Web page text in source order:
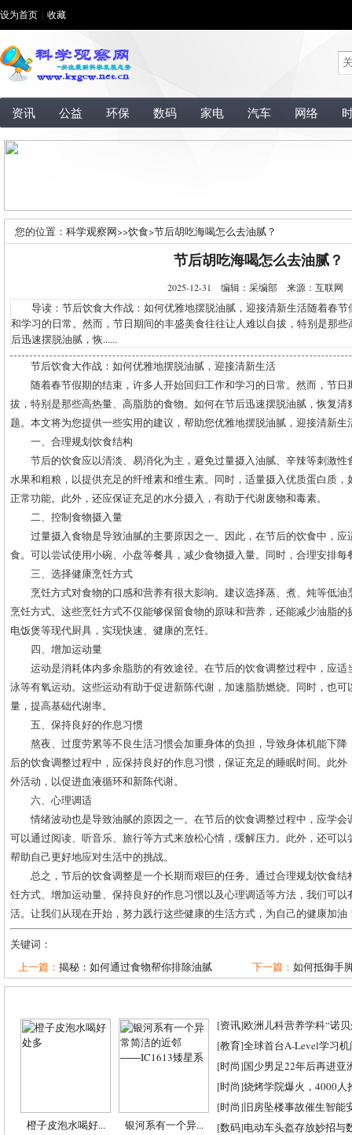
设为首页 收藏
资讯 公益 环保 数码 家电 汽车 网络
您的位置： 科学观察网>>饮食>节后胡吃海喝怎么去油腻？
节后胡吃海喝怎么去油腻？
2025-12-31 编辑：采编部 来源：互联网
导读：节后饮食大作战：如何优雅地摆脱油腻，迎接清新生活随着春节
和学习的日常。然而，节日期间的丰盛美食往往让人难以自拔，特别是那
后迅速摆脱油腻，恢......
节后饮食大作战：如何优雅地摆脱油腻，迎接清新生活
随着春节假期的结束，许多人开始回归工作和学习的日常。然而，节
拔，特别是那些高热量、高脂肪的食物。如何在节后迅速摆脱油腻，恢复
题。本文将为您提供一些实用的建议，帮助您优雅地摆脱油腻，迎接清新生
一、合理规划饮食结构
节后的饮食应以清淡、易消化为主，避免过量摄入油腻、辛辣等刺激
水果和粗粮，以提供充足的纤维素和维生素。同时，适量摄入优质蛋白质
正常功能。此外，还应保证充足的水分摄入，有助于代谢废物和毒素。
二、控制食物摄入量
过量摄入食物是导致油腻的主要原因之一。因此，在节后的饮食中，
食。可以尝试使用小碗、小盘等餐具，减少食物摄入量。同时，合理安排
三、选择健康烹饪方式
烹饪方式对食物的口感和营养有很大影响。建议选择蒸、煮、炖等低
烹饪方式。这些烹饪方式不仅能够保留食物的原味和营养，还能减少油脂
电饭煲等现代厨具，实现快速、健康的烹饪。
四、增加运动量
运动是消耗体内多余脂肪的有效途径。在节后的饮食调整过程中，应
泳等有氧运动。这些运动有助于促进新陈代谢，加速脂肪燃烧。同时，也
量，提高基础代谢率。
五、保持良好的作息习惯
熬夜、过度劳累等不良生活习惯会加重身体的负担，导致身体机能下
后的饮食调整过程中，应保持良好的作息习惯，保证充足的睡眠时间。此
外活动，以促进血液循环和新陈代谢。
六、心理调适
情绪波动也是导致油腻的原因之一。在节后的饮食调整过程中，应学
可以通过阅读、听音乐、旅行等方式来放松心情，缓解压力。此外，还可
帮助自己更好地应对生活中的挑战。
总之，节后的饮食调整是一个长期而艰巨的任务。通过合理规划饮食
饪方式、增加运动量、保持良好的作息习惯以及心理调适等方法，我们可
活。让我们从现在开始，努力践行这些健康的生活方式，为自己的健康加油
关键词：
上一篇： 揭秘：如何通过食物帮你排除油腻 下一篇： 如何抵御手
橙子皮泡水喝好... 银河系有一个异...
[资讯]欧洲儿科营养学科“诺
[教育]全球首台A-Level学习
[时尚]国少男足22年后再进亚
[时尚]烧烤学院爆火，4000人
[时尚]旧房坠楼事故催生智能
[数码]电动车头盔存放妙招与